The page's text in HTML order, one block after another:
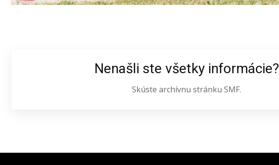
Nenašli ste všetky informácie?
Skúste archívnu stránku SMF.